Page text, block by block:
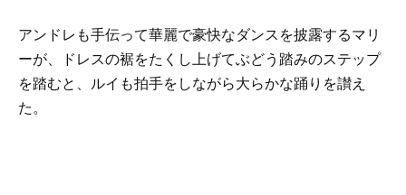
アンドレも手伝って華麗で豪快なダンスを披露するマリ
ーが、ドレスの裾をたくし上げてぶどう踏みのステップ
を踏むと、ルイも拍手をしながら大らかな踊りを讃え
た。